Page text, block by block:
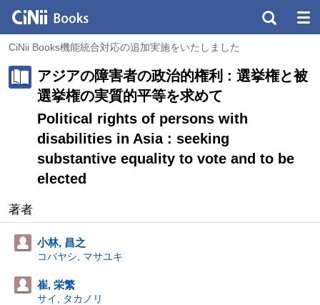
CiNii Books機能統合対応の追加実施をいたしました
アジアの障害者の政治的権利 : 選挙権と被
選挙権の実質的平等を求めて
Political rights of persons with
disabilities in Asia : seeking
substantive equality to vote and to be
elected
著者
小林, 昌之
コバヤシ, マサユキ
崔, 栄繁
サイ, タカノリ